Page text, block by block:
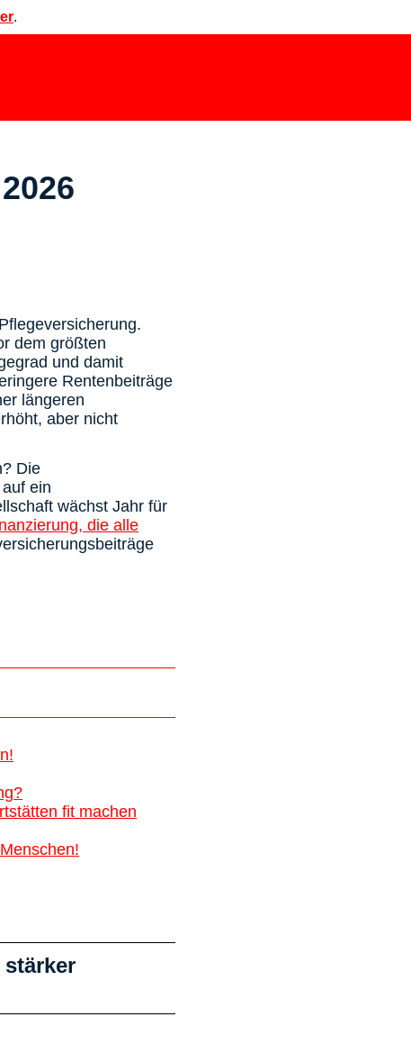
.
dem größten
und damit
Rentenbeiträge
längeren
aber nicht
Die
ein
wächst Jahr für
die alle
fit machen